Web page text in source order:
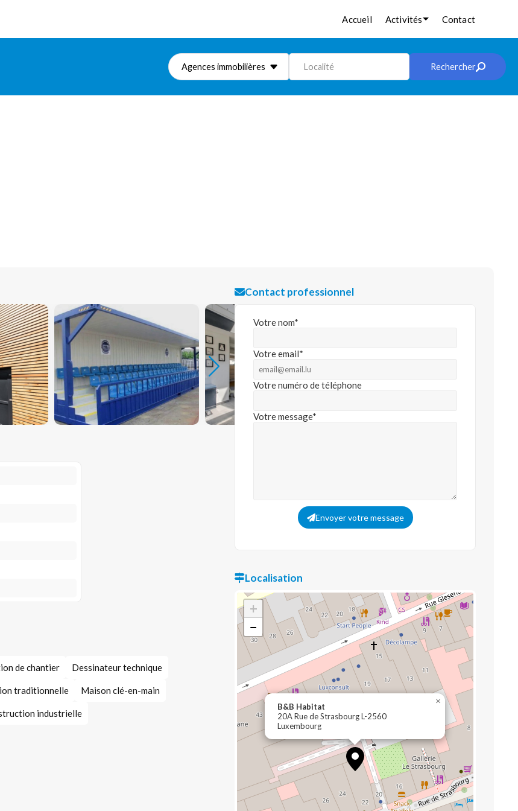
Accueil Activités Contact
Agences immobilières Localité Rechercher
de chantier Dessinateur technique
traditionnelle Maison clé-en-main
industrielle
Contact professionnel
Votre nom*
Votre email*
Votre numéro de téléphone
Votre message*
Envoyer votre message
Localisation
B&B Habitat
20A Rue de Strasbourg L-2560
Luxembourg
×
+
−